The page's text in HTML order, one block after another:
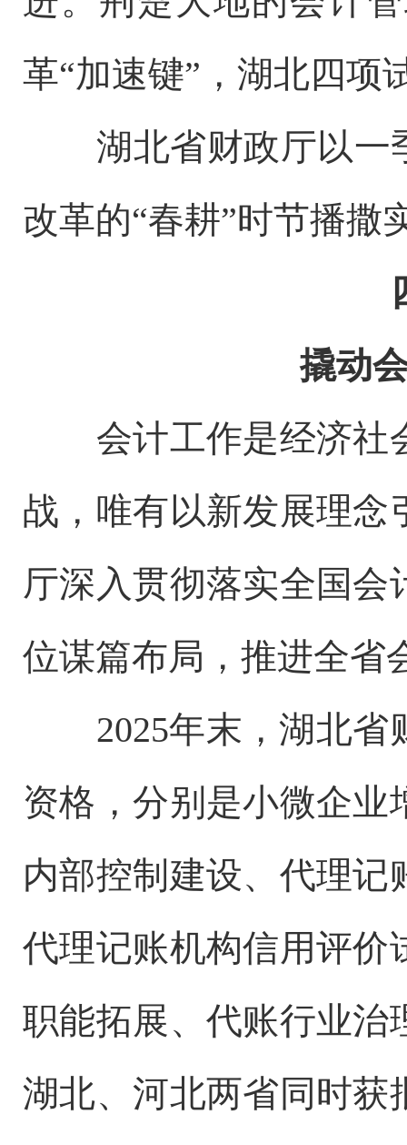
革“加速键”，湖北四项
湖北省财政厅以一季
改革的“春耕”时节播撒
撬动
会计工作是经济社
战，唯有以新发展理念
厅深入贯彻落实全国
位谋篇布局，推进全省
2025年末，湖北省
资格，分别是小微企
内部控制建设、代理
代理记账机构信用评价
职能拓展、代账行业治
湖北、河北两省同时获